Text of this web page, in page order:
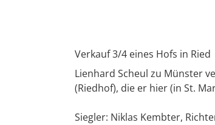
Verkauf 3/4 eines Hofs in Ried
Lienhard Scheul zu Münster
(Riedhof), die er hier (in St.
Siegler: Niklas Kembter,